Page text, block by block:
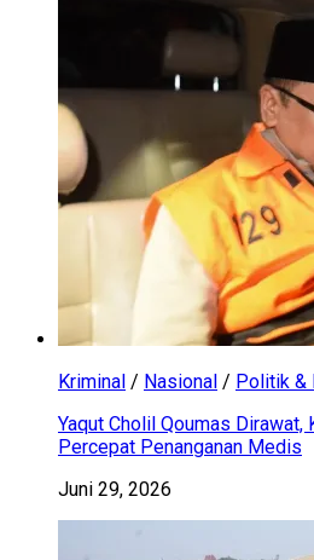
Kriminal / Nasional / Politik &
Yaqut Cholil Qoumas Dirawat,
Percepat Penanganan Medis
Juni 29, 2026